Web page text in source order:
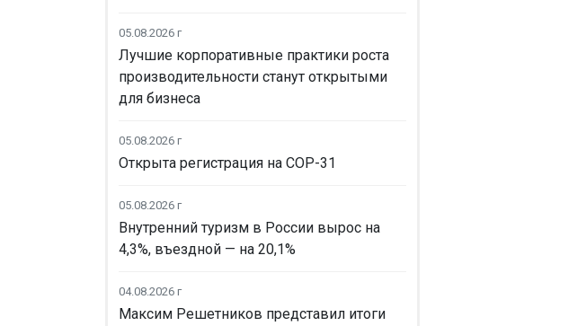
05.08.2026 г
Лучшие корпоративные практики роста
производительности станут открытыми
для бизнеса
05.08.2026 г
Открыта регистрация на COP-31
05.08.2026 г
Внутренний туризм в России вырос на
4,3%, въездной — на 20,1%
04.08.2026 г
Максим Решетников представил итоги